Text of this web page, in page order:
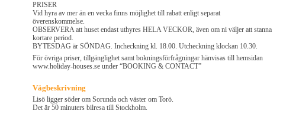
PRISER
Vid hyra av mer än en vecka finns möjlighet till rabatt enligt separat
överenskommelse.
OBSERVERA att huset endast uthyres HELA VECKOR, även om ni väljer att stanna
kortare period.
BYTESDAG är SÖNDAG. Incheckning kl. 18.00. Utcheckning klockan 10.30.
För övriga priser, tillgänglighet samt bokningsförfrågningar hänvisas till hemsidan
www.holiday-houses.se under “BOOKING & CONTACT”
Vägbeskrivning
Lisö ligger söder om Sorunda och väster om Torö.
Det är 50 minuters bilresa till Stockholm.